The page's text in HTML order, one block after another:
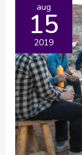
első
üzenet
az
interneten?
aug
15
2019